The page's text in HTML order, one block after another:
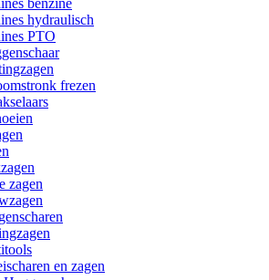
hydraulisch
PTO
frezen
zagen
en zagen